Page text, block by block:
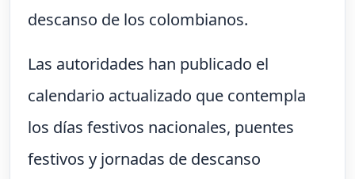
descanso de los colombianos.
Las autoridades han publicado el
calendario actualizado que contempla
los días festivos nacionales, puentes
festivos y jornadas de descanso